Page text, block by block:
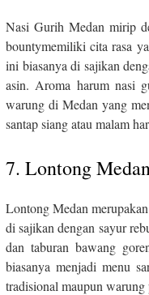
Nasi Gurih Medan mirip
bountymemiliki cita rasa
ini biasanya di sajikan
asin. Aroma harum nasi
warung di Medan yang
santap siang atau malam
7. Lontong
Lontong Medan
di sajikan dengan sayur
dan taburan bawang
biasanya menjadi menu
tradisional maupun